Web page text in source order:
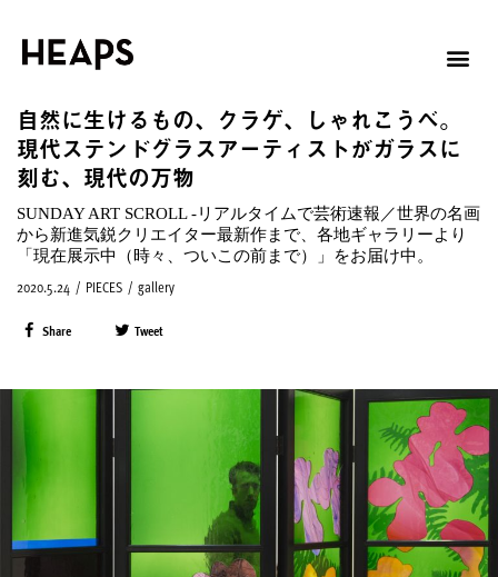
自然に生けるもの、クラゲ、しゃれこうべ。
現代ステンドグラスアーティストがガラスに
刻む、現代の万物
SUNDAY ART SCROLL -リアルタイムで芸術速報／世界の名画
から新進気鋭クリエイター最新作まで、各地ギャラリーより
「現在展示中（時々、ついこの前まで）」をお届け中。
2020.5.24 / PIECES / gallery
Share Tweet